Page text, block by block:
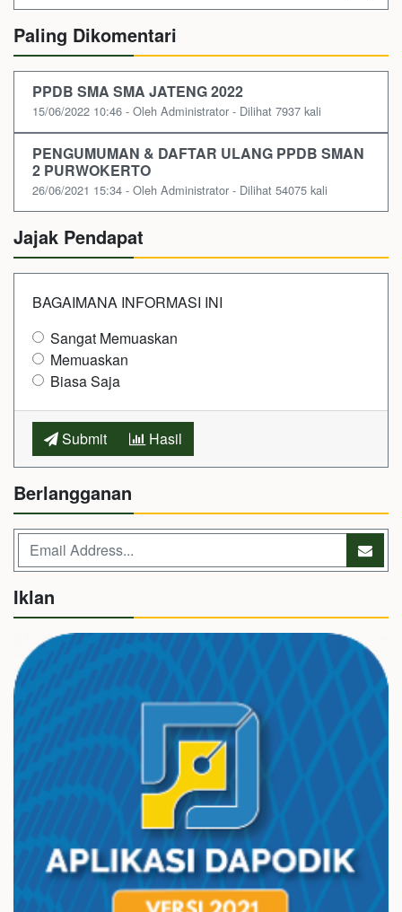
Paling Dikomentari
PPDB SMA SMA JATENG 2022
15/06/2022 10:46 - Oleh Administrator - Dilihat 7937 kali
PENGUMUMAN & DAFTAR ULANG PPDB SMAN
2 PURWOKERTO
26/06/2021 15:34 - Oleh Administrator - Dilihat 54075 kali
Jajak Pendapat
BAGAIMANA INFORMASI INI
Sangat Memuaskan
Memuaskan
Biasa Saja
Submit Hasil
Berlangganan
Iklan